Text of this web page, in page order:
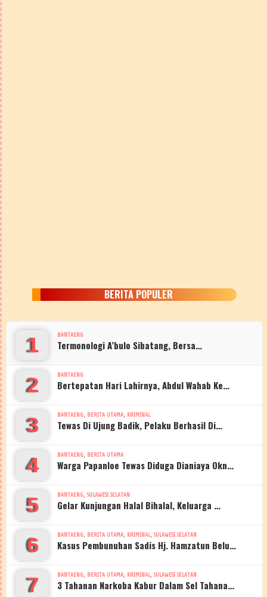
BERITA POPULER
1 BANTAENG
Termonologi A’bulo Sibatang, Bersa…
2 BANTAENG
Bertepatan Hari Lahirnya, Abdul Wahab Ke…
3 BANTAENG, BERITA UTAMA, KRIMINAL
Tewas Di Ujung Badik, Pelaku Berhasil Di…
4 BANTAENG, BERITA UTAMA
Warga Papanloe Tewas Diduga Dianiaya Okn…
5 BANTAENG, SULAWESI SELATAN
Gelar Kunjungan Halal Bihalal, Keluarga …
6 BANTAENG, BERITA UTAMA, KRIMINAL, SULAWESI SELATAN
Kasus Pembunuhan Sadis Hj. Hamzatun Belu…
7 BANTAENG, BERITA UTAMA, KRIMINAL, SULAWESI SELATAN
3 Tahanan Narkoba Kabur Dalam Sel Tahana…